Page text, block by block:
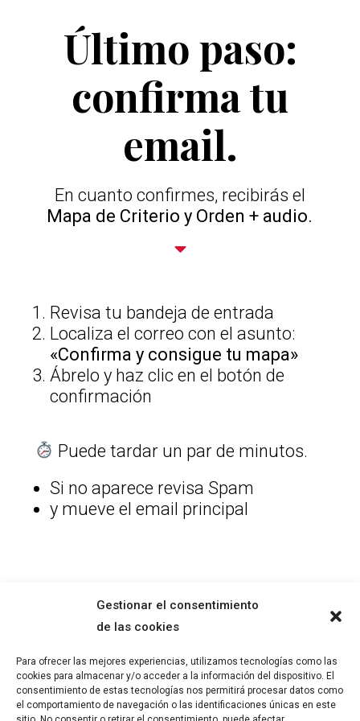
Gestionar el consentimiento
de las cookies
Para ofrecer las mejores experiencias, utilizamos tecnologías como las
cookies para almacenar y/o acceder a la información del dispositivo. El
consentimiento de estas tecnologías nos permitirá procesar datos como
el comportamiento de navegación o las identificaciones únicas en este
Último paso:
confirma tu
email.
En cuanto confirmes, recibirás el
Mapa de Criterio y Orden + audio.
Revisa tu bandeja de entrada
Localiza el correo con el asunto:
«Confirma y consigue tu mapa»
Ábrelo y haz clic en el botón de
confirmación
Puede tardar un par de minutos.
Si no aparece revisa Spam
y mueve el email principal
Mientras llega el email, escucha
esto:
→Por qué nunca tienes seguridad
en tu siguiente paso(2:20)